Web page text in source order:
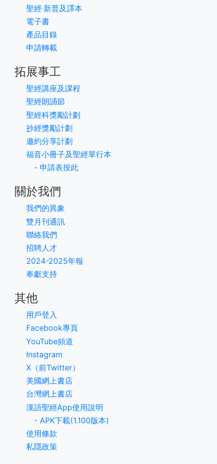
聖經‧新普及譯本
電子書
產品目錄
申請轉載
拓展事工
聖經講座及課程
聖經朗誦節
聖經科獎勵計劃
抄經獎勵計劃
邀約分享計劃
福音小冊子及聖經單行本
- 申請表按此
關於我們
我們的異象
雙月刊通訊
聯絡我們
招聘人才
2024-2025年報
奉獻支持
其他
用戶登入
Facebook專頁
YouTube頻道
Instagram
X（前Twitter）
美國網上書店
台灣網上書店
漢語聖經App使用說明
- APK下載(1.100版本)
使用條款
私隱政策